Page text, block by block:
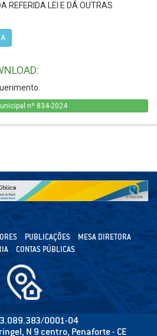
REFERIDA LEI E DÁ OUTRAS
nº 834-2024
PUBLICAÇÕES
MESA DIRETORA
CONTAS PÚBLICAS
0001-04
N 9 centro, Penaforte - CE